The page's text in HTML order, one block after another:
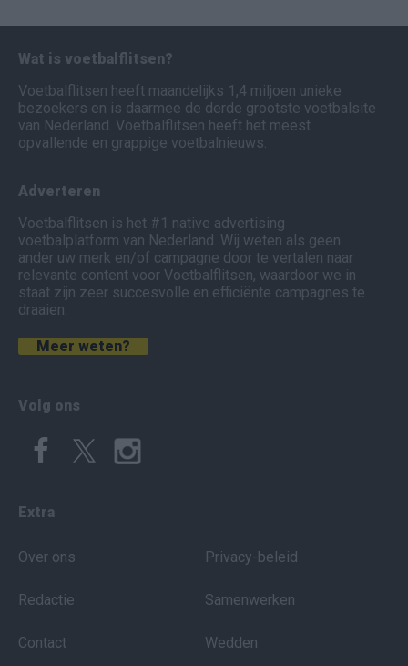
Wat is voetbalflitsen?
Voetbalflitsen heeft maandelijks 1,4 miljoen unieke
bezoekers en is daarmee de derde grootste voetbalsite
van Nederland. Voetbalflitsen heeft het meest
opvallende en grappige voetbalnieuws.
Adverteren
Voetbalflitsen is het #1 native advertising
voetbalplatform van Nederland. Wij weten als geen
ander uw merk en/of campagne door te vertalen naar
relevante content voor Voetbalflitsen, waardoor we in
staat zijn zeer succesvolle en efficiënte campagnes te
draaien.
Meer weten?
Volg ons
Extra
Over ons
Redactie
Contact
Privacy-beleid
Samenwerken
Wedden